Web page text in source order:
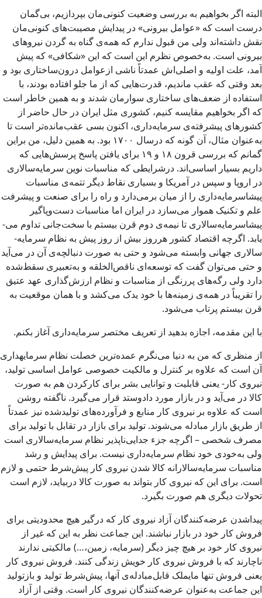
البته اگر بخواهیم به بررسی وضعیت کنونی‌‌­مان بپردازیم، بی‌­گمان
درست است که «عوامل بیرونی» در پیدایش مصیبت‌­های کنونی‌مان
نقش داشته‌­اند ولی من قبول ندارم که همه‌ی گناه به گردن نیروهای
بیرونی است. به‌خصوص نظرم این است که این «شکافی» که پیش
آمد، علت اولیه و اصلی‌­اش عمدتاً ناشی ازعوامل درون‌­ساختاری بود و
بعد وقتی که عقب ماندیم، قدرت‌­هایی که از ما جلو افتاده بودند، با
استفاده از ضعف­‌های ساختاری سوارمان شدند و به همین خاطر است
که اگر بخواهیم مقایسه کنیم، کشوری مثل ایران در حال حاضر از
کشورهای پیشرفته‌ی سرمایه‌­داری، اکنون بسی عقب‌­مانده‌­تر است تا
به‌عنوان مثال، آن گونه که درسال ۱۷۰۰ بود. به همین دلیل، من براین
گمانم که بررسی قرون ۱۸ و ۱۹ برای یافتن پاسخ پرسش­‌هایی که
داریم بسیار اساسی‌­اند. درشرایطی که مناسبات نوین سرمایه­‌سالاری
در اروپا و سپس در آمریکا و بسیاری نقاط دیگر تتمه‌­ی مناسبات
پیشاسرمایه‌­داری را از میان برمی‌­دارد و راه را برای صنعت و پیشرفت
علم و تکنیک هموار می‌­سازد در ایران اما مناسبات دست‌وپاگیر
پیشاسرمایه‌­سالاری تا نیمه‌ی دوم قرن بیستم با سخت‌جانی تداوم می‌­
یابد. اگرچه اقتصاد کشور هرروز بیش از روز پیش به نظام سرمایه‌­
سالاری جهانی وابسته می­‌شود و حتی به صورت دنبالچه‌­ی آن در می‌­آید
و حتی می­‌توان گفت که توسعه‌­ای ناقص‌­الخلقه و به‌تعبیری سقط‌­شده
دارد ولی رگه‌­های پررنگی از مناسبات و نظام ارزش‌­گذاری عهد عتیق
را تقریباً در همه‌­ی زمینه‌­ها با خود یدک می‌­کشد و با همان موقعیت به
قرن بیستم پرتاب می‌­شود.
با این مقدمه، اجازه بدهید از تعریف مختصر سرمایه‌­داری آغاز بکنم.
از منظری که من به دنیا می‌­نگرم عمده­‌ترین خصلت نظام سرمایه­داری
آن است که علاوه بر کنترل و مالکیت خصوصی عوامل اساسی تولید،
نیروی کار- یعنی قابلیت و توانایی بشر برای کارکردن هم به صورت
کالا در می‌­آید و در بازار مورد دادوستد قرار می‌گیرد. ناگفته روشن
است که علاوه بر نیروی کار منابع و فرآورده­‌های تولیدشده نیز عمدتاً
از طریق بازار مبادله می­‌شوند. تولید برای بازار در تقابل با تولید برای
مصرف شخصی – اگرچه جزء جدایی­‌ناپذیر نظام سرمایه­‌سالاری است
ولی به‌خودی خود نظام سرمایه­‌داری نیست. برای پیدایش و رشد
مناسبات سرمایه­‌سالارانه کالا شدن نیروی کار ­پیش‌شرط حتمی و لازم
است. برای این که نیروی کار بتواند به صورت کالا دربیاید، لازم است
تحولات دیگری هم صورت بگیرد.
پیداشدن عرضه­‌کنندگان آزاد نیروی کار که درگیر هیچ محدودیتی برای
فروش کار خود در بازار نباشند. این جماعت نظر به این که غیر از
نیروی کار خود بر هیچ چیز دیگر (سرمایه، زمین،…) مالکیتی ندارند
ناچارند که با فروش نیروی کار خویش زندگی کنند. فروش نیروی کار
یعنی فروش تنها مایملک قابل‌مبادله‌­ی آنها، پیش‌­شرط تولید و بازتولید
این جماعت به‌­عنوان عرضه­‌کنندگان نیروی کار است. وقتی از آزاد